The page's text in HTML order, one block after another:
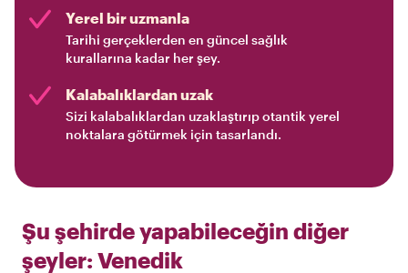
Yerel bir uzmanla
Tarihi gerçeklerden en güncel sağlık
kurallarına kadar her şey.
Kalabalıklardan uzak
Sizi kalabalıklardan uzaklaştırıp otantik yerel
noktalara götürmek için tasarlandı.
Şu şehirde yapabileceğin diğer
şeyler: Venedik